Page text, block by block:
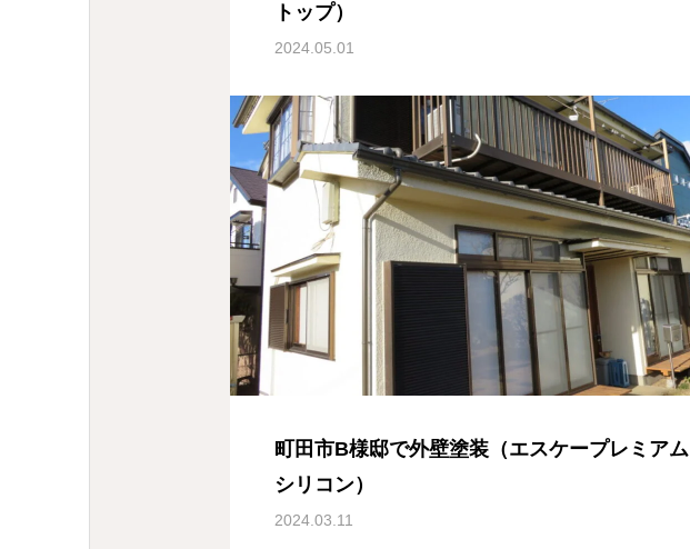
トップ）
2024.05.01
町田市B様邸で外壁塗装（エスケープレミアム
シリコン）
2024.03.11